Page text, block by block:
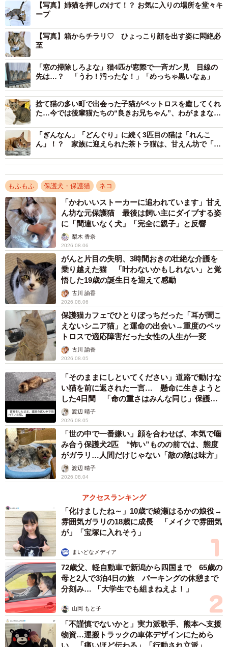
すると今度は、母親代わりとなった「らんらん」ちゃんを
めろんちゃんが追い回すようになってしまい、らんらんち
ゃんがグッタリ…。そんな悩みを相談したところ、保護団
体から「もう1匹いれば遊び相手になって落ち着くかもしれ
ません」と提案されました。
「そのとき『今日、茶トラの子猫を保護したんですよ』と
も言われたんです。でも、実家で茶トラの子と悲しいお別
れをしたばかりで、まだ気持ちの整理がついていなかった
んです。それに、もう3匹もいるし…と迷ってしまって」
生みます。
「『キジトラの男の子なら…』と返したら、すぐに『いま
す！よその団体さんのところにいます！』って。保健所か
ら引き出された子の動画まで送られてきたんです」
心が大きく動いた瞬間でした。
実は、飼い主さん夫婦は「子育てが落ち着いたら猫と暮ら
そう」と話し合い、マンションから戸建てに引っ越しをし
ました。もともと犬派だった夫に相談してみると…。
「『いいんじゃない？』って、目尻のしわがくしゃってな
るくらいの笑顔で言ってくれたんです」
そうして家に迎えることになったのが、生後3か月のれんれ
んくん。保健所から引き出されたばかりで、毛はまだゴワ
ゴワ、まるで小さな毛玉のようだったといいます。
先住猫のシャーシャー洗礼にも負けず、堂々“家
猫”デビュー
【写真】姉猫を押しのけて！？ お気に入りの場所を堂々キ
ープ
【写真】箱からチラリ♡ ひょっこり顔を出す姿に悶絶必
至
「窓の掃除しろよな」猫4匹が窓際で一斉ガン見 目線の
先は…？ 「うわ！汚ったな！」「めっちゃ黒いなぁ」
捨て猫の多い町で出会った子猫がペットロスを癒してくれ
た…今では後輩猫たちの“良きお兄ちゃん”、わがままな一
「ぎんなん」「どんぐり」に続く3匹目の猫は「れんこ
ん」！？ 家族に迎えられた茶トラ猫は、甘えん坊で「優
もふもふ 保護犬・保護猫 ネコ
「かわいいストーカーに追われています」甘え
ん坊な元保護猫 最後は飼い主にダイブする姿
に「間違いなく犬」「完全に親子」と反響
梨木 香奈
2026.08.06
がんと片目の失明、3時間おきの壮絶な介護を
乗り越えた猫 「叶わないかもしれない」と覚
悟した19歳の誕生日を迎えて感動
古川 諭香
2026.08.06
保護猫カフェでひとりぼっちだった「耳が聞こ
えないシニア猫」と運命の出会い→重度のペッ
トロスで適応障害だった女性の人生が一変
古川 諭香
2026.08.05
「そのままにしといてください」道路で動けな
い猫を前に返された一言… 懸命に生きようと
した4日間 「命の重さはみんな同じ」保護団
体代表の訴え
渡辺 晴子
2026.08.05
「世の中で一番嫌い」顔を合わせば、本気で噛
み合う保護犬2匹 “怖い”ものの前では、態度
がガラリ…人間だけじゃない「敵の敵は味方」
渡辺 晴子
2026.08.04
アクセスランキング
「化けましたね～」10歳で綾瀬はるかの娘役→
雰囲気ガラリの18歳に成長 「メイクで雰囲気
が」「宝塚に入れそう」
まいどなメディア
72歳父、軽自動車で新潟から四国まで 65歳の
母と2人で3泊4日の旅 パーキングの休憩まで
分刻み… 「大学生でも組まねえよ！」
山岡 もと子
「不謹慎でないかと」実力派歌手、熊本へ支援
物資…運搬トラックの車体デザインにためら
い 「痛いほど伝わる」「行動され立派」